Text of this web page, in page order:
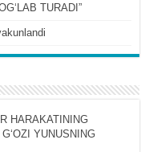
TURADI”
HARAKATINING
YUNUSNING